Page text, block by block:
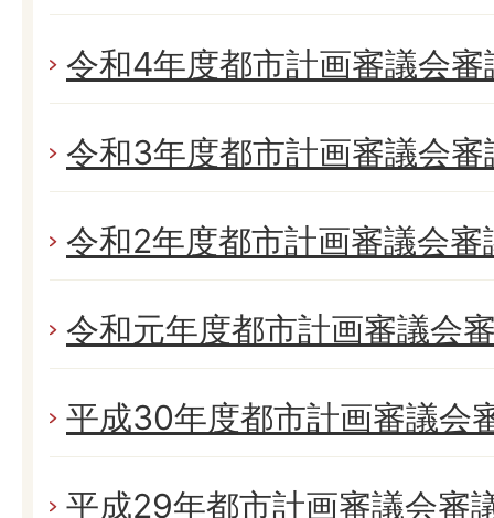
令和4年度都市計画審議会
令和3年度都市計画審議会
令和2年度都市計画審議会
令和元年度都市計画審議会
平成30年度都市計画審議会
平成29年都市計画審議会審